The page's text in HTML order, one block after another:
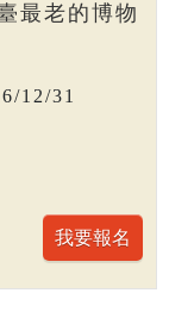
最老的博物
12/31